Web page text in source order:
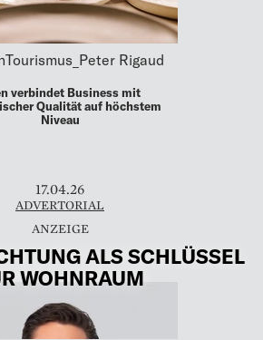
Rigaud
verbindet Business mit
Qualität auf höchstem
Niveau
17.04.26
ADVERTORIAL
ALS SCHLÜSSEL
WOHNRAUM